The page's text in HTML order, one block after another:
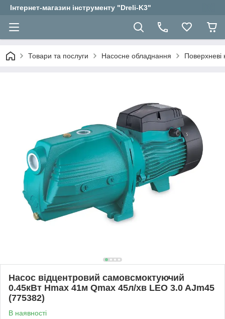
Інтернет-магазин інструменту "Dreli-K3"
Товари та послуги Насосне обладнання Поверхневі
Насос відцентровий самовсмоктуючий
0.45кВт Hmax 41м Qmax 45л/хв LEO 3.0 AJm45
(775382)
В наявності